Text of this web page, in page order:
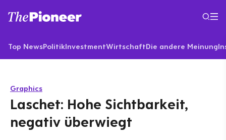
Top NewsPolitikInvestmentWirtschaftDie andere Meinung
Graphics
Laschet: Hohe Sichtbarkeit,
negativ überwiegt